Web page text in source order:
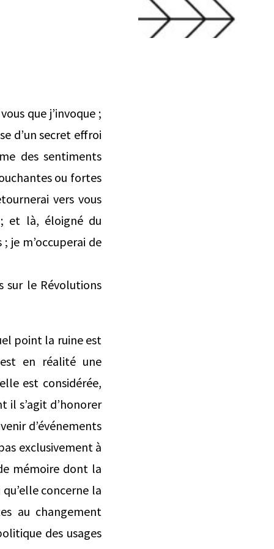
que j’invoque ;
d’un secret effroi
des sentiments
ou fortes
vers vous
et là, éloigné du
je m’occuperai de
sur le Révolutions
point la ruine est
en réalité une
est considérée,
il s’agit d’honorer
d’événements
exclusivement à
mémoire dont la
concerne la
au changement
des usages